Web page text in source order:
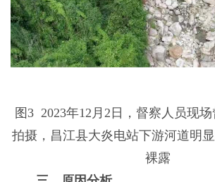
图3 2023年12月2日，督察人员现
拍摄，昌江县大炎电站下游河道明
裸露